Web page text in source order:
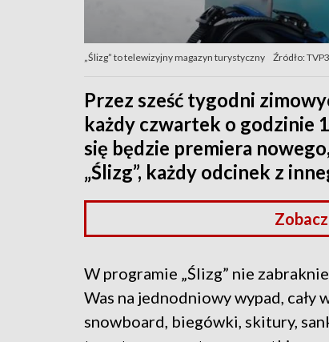
„Ślizg” to telewizyjny magazyn turystyczny Źródło:
Przez sześć tygodni
każdy czwartek o godzinie
się będzie premiera
„Ślizg”, każdy odcinek z
W programie „Ślizg” nie
Was na jednodniowy wypad, cały
snowboard, biegówki, skitury,